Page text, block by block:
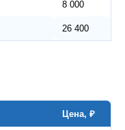
8 000
26 400
Цена, ₽